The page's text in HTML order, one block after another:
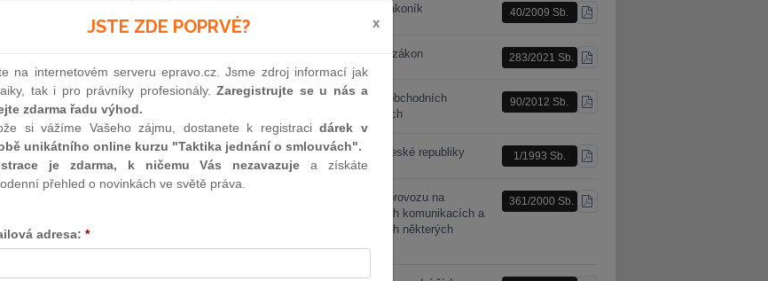
dalších zákonů, ve znění
volební zákony
kterým se mění nařízení vlády
dodání zboží nebo poskytnutí
daňové povinnosti, ve
19.9.2016
se mění zákon č. 38/2004 Sb., o
a samostatných
a o změně živnostenského
zprostředkovatelích a
ve znění pozdějších
19.9.2016
Trestní zákoník 40/2009 Sb.
STÁHNOUT
Stavební zákon 283/2021 Sb.
STÁHNOUT
Zákon o obchodních
korporacích
90/2012 Sb.
STÁHNOUT
Ústava České republiky 1/1993 Sb.
STÁHNOUT
Zákon o provozu na
pozemních komunikacích a
o změnách některých
361/2000 Sb.
STÁHNOUT
JSTE ZDE POPRVÉ? x
na internetovém serveru epravo.cz. Jsme zdroj informací jak
tak i pro právníky profesionály.Zaregistrujte se u nás a
zdarma řadu výhod.
si vážíme Vašeho zájmu, dostanete k registracidárek v
unikátního online kurzu "Taktika jednání o smlouvách".
je zdarma, k ničemu Vás nezavazuje a získáte
přehled o novinkách ve světě práva.
adresa: *